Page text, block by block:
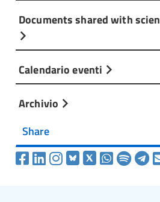
Documents shared with
Calendario eventi
Archivio
Share